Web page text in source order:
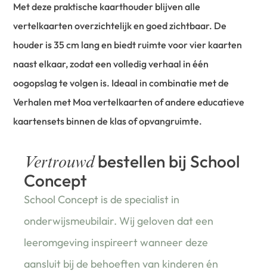
Met deze praktische kaarthouder blijven alle
vertelkaarten overzichtelijk en goed zichtbaar. De
houder is 35 cm lang en biedt ruimte voor vier kaarten
naast elkaar, zodat een volledig verhaal in één
oogopslag te volgen is. Ideaal in combinatie met de
Verhalen met Moa vertelkaarten of andere educatieve
kaartensets binnen de klas of opvangruimte.
Vertrouwdbestellen bij School
Concept
School Concept is de specialist in
onderwijsmeubilair. Wij geloven dat een
leeromgeving inspireert wanneer deze
aansluit bij de behoeften van kinderen én